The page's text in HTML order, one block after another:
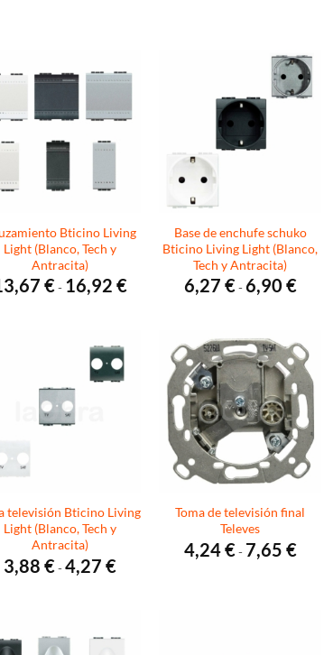
Bticino Living
Light (Blanco, Tech y
Antracita)
€ - 16,92 €Rango
de
Base de enchufe schuko
Bticino Living Light (Blanco,
Tech y Antracita)
6,27 € - 6,90 €Rango
de
hasta
6,90 €
televisión Bticino Living
Light (Blanco, Tech y
Antracita)
3,88 € - 4,27 €Rango
de
4,27 €
Toma de televisión final
Televes
4,24€ - 7,65 €Rango
de